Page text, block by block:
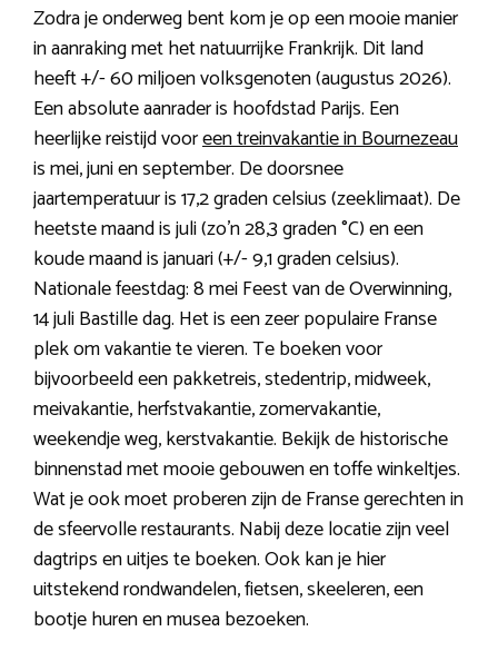
Zodra je onderweg bent kom je op een mooie manier
in aanraking met het natuurrijke Frankrijk. Dit land
heeft +/- 60 miljoen volksgenoten (augustus 2026).
Een absolute aanrader is hoofdstad Parijs. Een
heerlijke reistijd vooreen treinvakantie in Bournezeau
is mei, juni en september. De doorsnee
jaartemperatuur is 17,2 graden celsius (zeeklimaat). De
heetste maand is juli (zo’n 28,3 graden °C) en een
koude maand is januari (+/- 9,1 graden celsius).
Nationale feestdag: 8 mei Feest van de Overwinning,
14 juli Bastille dag. Het is een zeer populaire Franse
plek om vakantie te vieren. Te boeken voor
bijvoorbeeld een pakketreis, stedentrip, midweek,
meivakantie, herfstvakantie, zomervakantie,
weekendje weg, kerstvakantie. Bekijk de historische
binnenstad met mooie gebouwen en toffe winkeltjes.
Wat je ook moet proberen zijn de Franse gerechten in
de sfeervolle restaurants. Nabij deze locatie zijn veel
dagtrips en uitjes te boeken. Ook kan je hier
uitstekend rondwandelen, fietsen, skeeleren, een
bootje huren en musea bezoeken.